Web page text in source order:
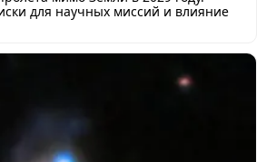
для научных миссий и влияние